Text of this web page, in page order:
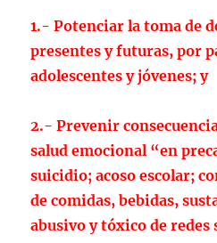
1.- Potenciar la toma de
presentes y futuras, por
adolescentes y jóvenes; y
2.- Prevenir
salud emocional “en
suicidio; acoso escolar;
de comidas, bebidas,
abusivo y tóxico de redes